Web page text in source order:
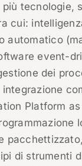
tecnologie,
cui:
automatico
event-
dei
Platform
di strumenti